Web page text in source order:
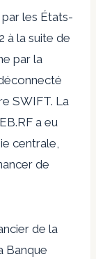
les États-
à la suite de
par la
SWIFT. La
a eu
centrale,
de
de la
Banque